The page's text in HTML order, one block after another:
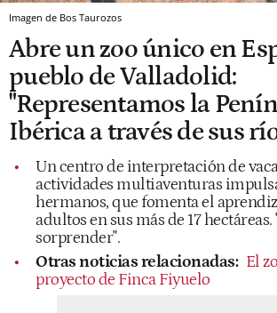
Imagen de Bos Taurozos
Abre un zoo único en
pueblo de Valladolid:
"Representamos la
Ibérica a través de sus
Un centro de interpretación de
actividades multiaventuras
hermanos, que fomenta el
adultos en sus más de 17 hectáreas.
sorprender".
Otras noticias relacionadas: El
proyecto de Finca Fiyuelo